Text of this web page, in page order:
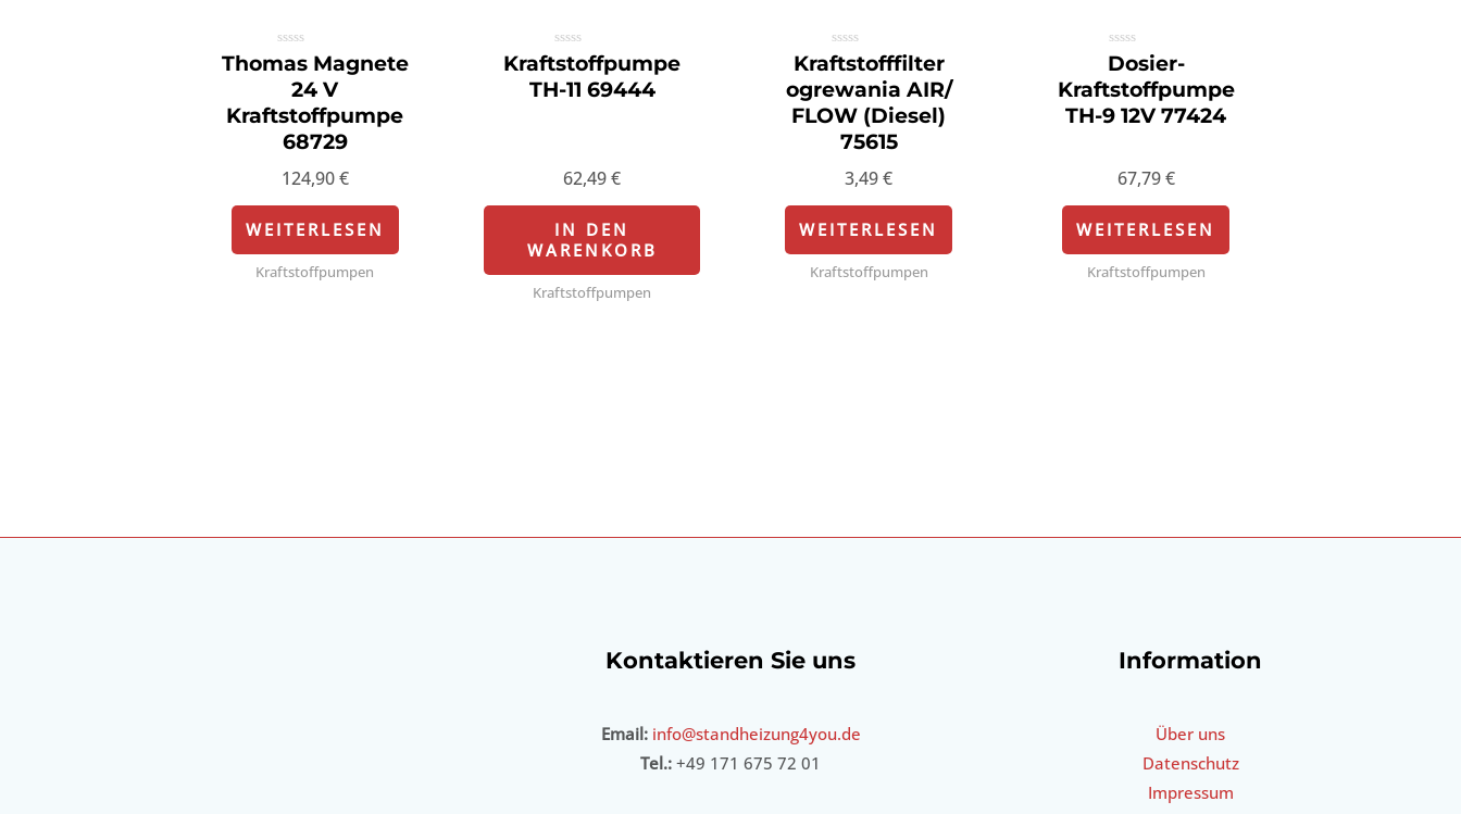
Bewertet
mit
von
5
Thomas Magnete
24 V
Kraftstoffpumpe
68729
124,90€
WEITERLESEN
Kraftstoffpumpen
Bewertet
mit
0
von
Kraftstoffpumpe
TH-11 69444
62,49€
IN DEN
WARENKORB
Kraftstoffpumpen
Bewertet
mit
0
von
5
Kraftstofffilter
ogrewania AIR/
FLOW (Diesel)
75615
3,49€
WEITERLESEN
Kraftstoffpumpen
Bewertet
mit
0
von
5
Dosier-
Kraftstoffpumpe
TH-9 12V 77424
67,79€
WEITERLESEN
Kraftstoffpumpen
Kontaktieren Sie uns
Email: info@standheizung4you.de
Tel.: +49 171 675 72 01
Information
Über uns
Datenschutz
Impressum